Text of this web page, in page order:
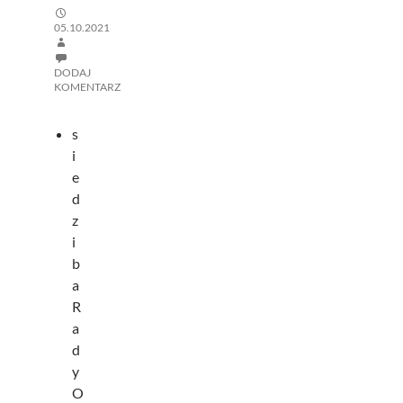
05.10.2021
DODAJ
KOMENTARZ
s
i
e
d
z
i
b
a
R
a
d
y
O